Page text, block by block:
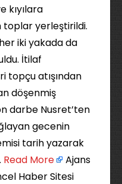
kıyılara
toplar yerleştirildi.
iki yakada da
İtilaf
topçu atışından
döşenmiş
darbe Nusret’ten
gecenin
tarih yazarak
Read More
Ajans
Haber Sitesi